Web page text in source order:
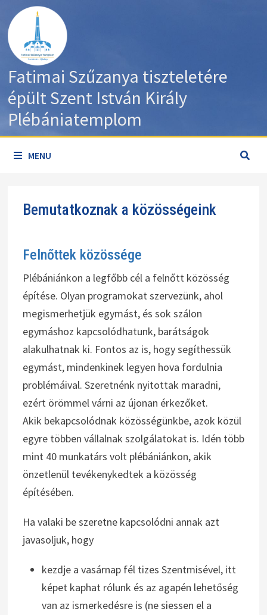
content
Fatimai Szűzanya tiszteletére
épült Szent István Király
Plébániatemplom
MENU
Bemutatkoznak a közösségeink
Felnőttek közössége
Plébániánkon a legfőbb cél a felnőtt közösség
építése. Olyan programokat szervezünk, ahol
megismerhetjük egymást, és sok szálon
egymáshoz kapcsolódhatunk, barátságok
alakulhatnak ki. Fontos az is, hogy segíthessük
egymást, mindenkinek legyen hova fordulnia
problémáival. Szeretnénk nyitottak maradni,
ezért örömmel várni az újonan érkezőket.
Akik bekapcsolódnak közösségünkbe, azok közül
egyre többen vállalnak szolgálatokat is. Idén több
mint 40 munkatárs volt plébániánkon, akik
önzetlenül tevékenykedtek a közösség
építésében.
Ha valaki be szeretne kapcsolódni annak azt
javasoljuk, hogy
kezdje a vasárnap fél tizes Szentmisével, itt
képet kaphat rólunk és az agapén lehetőség
van az ismerkedésre is (ne siessen el a